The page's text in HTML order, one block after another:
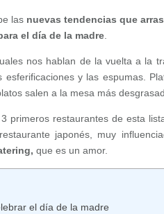
las nuevas tendencias que
el día de la madre.
nos hablan de la vuelta a la
esferificaciones y las espumas.
salen a la mesa más
primeros restaurantes de esta
japonés, muy
que es un amor.
el día de la madre